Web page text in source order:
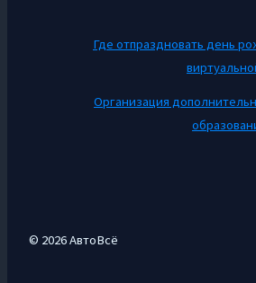
Где отпраздновать день
Организация
© 2026 АвтоВсё